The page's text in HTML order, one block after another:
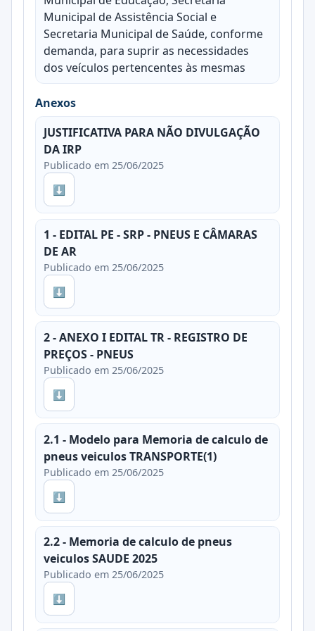
Municipal de Assistência Social e
Secretaria Municipal de Saúde, conforme
demanda, para suprir as necessidades
dos veículos pertencentes às mesmas
Anexos
JUSTIFICATIVA PARA NÃO DIVULGAÇÃO
DA IRP
Publicado em 25/06/2025
⬇
1 - EDITAL PE - SRP - PNEUS E CÂMARAS
DE AR
Publicado em 25/06/2025
⬇
2 - ANEXO I EDITAL TR - REGISTRO DE
PREÇOS - PNEUS
Publicado em 25/06/2025
⬇
2.1 - Modelo para Memoria de calculo de
pneus veiculos TRANSPORTE(1)
Publicado em 25/06/2025
⬇
2.2 - Memoria de calculo de pneus
veiculos SAUDE 2025
Publicado em 25/06/2025
⬇